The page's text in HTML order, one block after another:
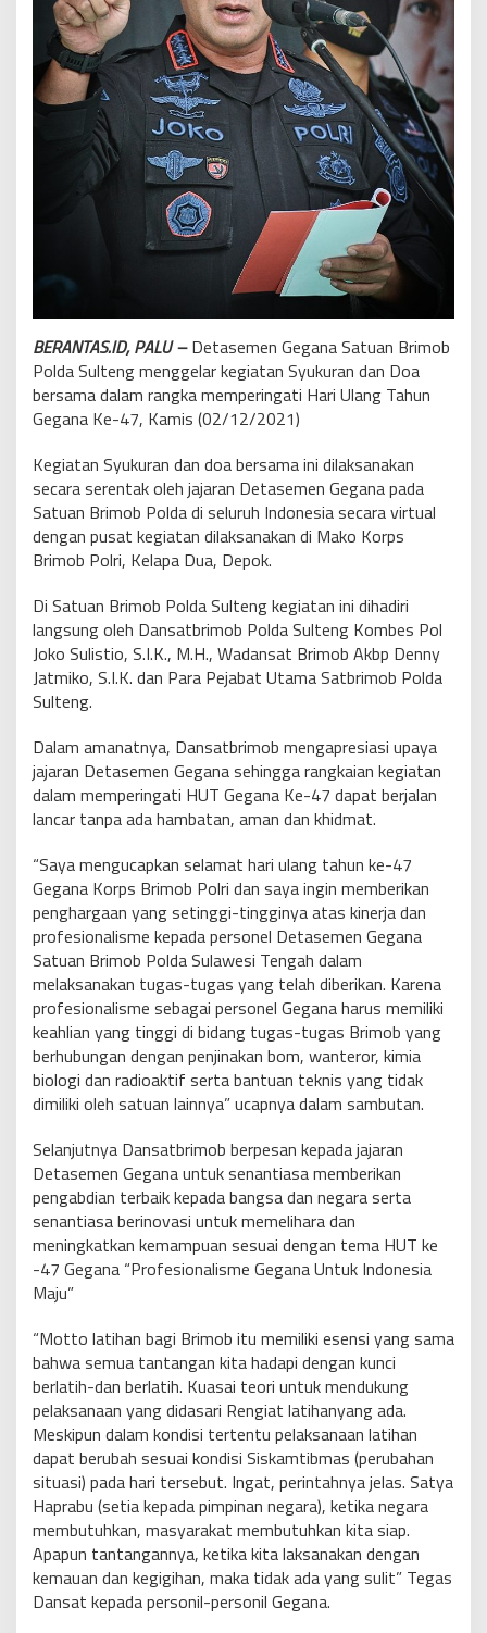
BERANTAS.ID, PALU – Detasemen Gegana Satuan Brimob
Polda Sulteng menggelar kegiatan Syukuran dan Doa
bersama dalam rangka memperingati Hari Ulang Tahun
Gegana Ke-47, Kamis (02/12/2021)
Kegiatan Syukuran dan doa bersama ini dilaksanakan
secara serentak oleh jajaran Detasemen Gegana pada
Satuan Brimob Polda di seluruh Indonesia secara virtual
dengan pusat kegiatan dilaksanakan di Mako Korps
Brimob Polri, Kelapa Dua, Depok.
Di Satuan Brimob Polda Sulteng kegiatan ini dihadiri
langsung oleh Dansatbrimob Polda Sulteng Kombes Pol
Joko Sulistio, S.I.K., M.H., Wadansat Brimob Akbp Denny
Jatmiko, S.I.K. dan Para Pejabat Utama Satbrimob Polda
Sulteng.
Dalam amanatnya, Dansatbrimob mengapresiasi upaya
jajaran Detasemen Gegana sehingga rangkaian kegiatan
dalam memperingati HUT Gegana Ke-47 dapat berjalan
lancar tanpa ada hambatan, aman dan khidmat.
“Saya mengucapkan selamat hari ulang tahun ke-47
Gegana Korps Brimob Polri dan saya ingin memberikan
penghargaan yang setinggi-tingginya atas kinerja dan
profesionalisme kepada personel Detasemen Gegana
Satuan Brimob Polda Sulawesi Tengah dalam
melaksanakan tugas-tugas yang telah diberikan. Karena
profesionalisme sebagai personel Gegana harus memiliki
keahlian yang tinggi di bidang tugas-tugas Brimob yang
berhubungan dengan penjinakan bom, wanteror, kimia
biologi dan radioaktif serta bantuan teknis yang tidak
dimiliki oleh satuan lainnya” ucapnya dalam sambutan.
Selanjutnya Dansatbrimob berpesan kepada jajaran
Detasemen Gegana untuk senantiasa memberikan
pengabdian terbaik kepada bangsa dan negara serta
senantiasa berinovasi untuk memelihara dan
meningkatkan kemampuan sesuai dengan tema HUT ke
-47 Gegana “Profesionalisme Gegana Untuk Indonesia
Maju”
“Motto latihan bagi Brimob itu memiliki esensi yang sama
bahwa semua tantangan kita hadapi dengan kunci
berlatih-dan berlatih. Kuasai teori untuk mendukung
pelaksanaan yang didasari Rengiat latihanyang ada.
Meskipun dalam kondisi tertentu pelaksanaan latihan
dapat berubah sesuai kondisi Siskamtibmas (perubahan
situasi) pada hari tersebut. Ingat, perintahnya jelas. Satya
Haprabu (setia kepada pimpinan negara), ketika negara
membutuhkan, masyarakat membutuhkan kita siap.
Apapun tantangannya, ketika kita laksanakan dengan
kemauan dan kegigihan, maka tidak ada yang sulit” Tegas
Dansat kepada personil-personil Gegana.